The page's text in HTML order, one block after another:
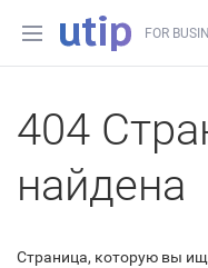
FOR
404
найдена
Страница, которую вы